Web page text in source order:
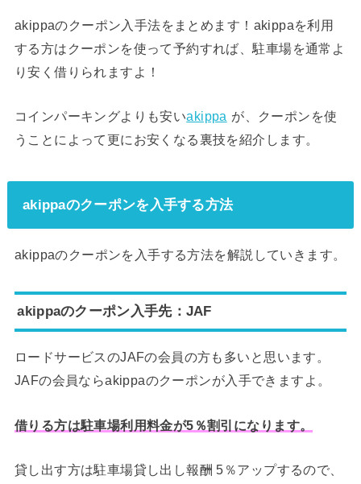
akippaのクーポン入手法をまとめます！akippaを利用
する方はクーポンを使って予約すれば、駐車場を通常よ
り安く借りられますよ！
コインパーキングよりも安いakippa が、クーポンを使
うことによって更にお安くなる裏技を紹介します。
akippaのクーポンを入手する方法
akippaのクーポンを入手する方法を解説していきます。
akippaのクーポン入手先：JAF
ロードサービスのJAFの会員の方も多いと思います。
JAFの会員ならakippaのクーポンが入手できますよ。
借りる方は駐車場利用料金が5％割引になります。
貸し出す方は駐車場貸し出し報酬 5％アップするので、